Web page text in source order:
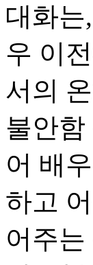
대화
우 이
서의
불안
어 배
하고
어주